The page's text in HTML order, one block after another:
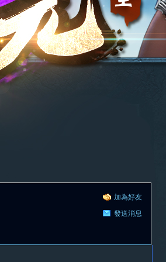
加為好友
發送消息